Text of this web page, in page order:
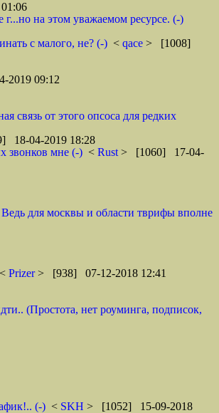
на этом уважаемом ресурсе. (-)
с малого, не? (-) < qace > [1008]
09:12
связь от этого опсоса для редких
18-04-2019 18:28
звонков мне (-) < Rust > [1060] 17-04-
для москвы и области тврифы вполне
< Prizer> [938] 07-12-2018 12:41
(Простота, нет роуминга, подписок,
(-) < SKH > [1052] 15-09-2018